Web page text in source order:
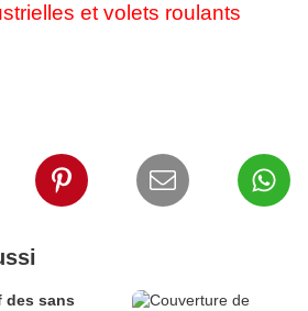
et volets roulants
des sans